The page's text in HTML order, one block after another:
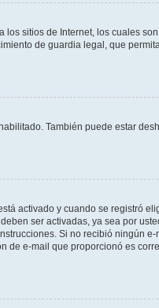
los sitios de Internet, los cuales
de guardia legal, que
También puede estar
activado y cuando se registró
ser activadas, ya sea por
Si no recibió ningún
de e-mail que proporcionó es